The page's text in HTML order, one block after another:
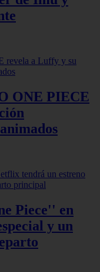
ONE PIECE
Piece'' en
y un